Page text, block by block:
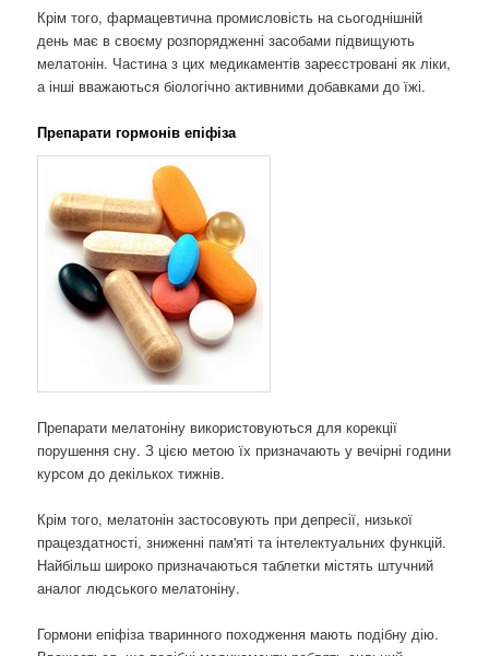
Крім того, фармацевтична промисловість на сьогоднішній
день має в своєму розпорядженні засобами підвищують
мелатонін. Частина з цих медикаментів зареєстровані як ліки,
а інші вважаються біологічно активними добавками до їжі.
Препарати гормонів епіфіза
Препарати мелатоніну використовуються для корекції
порушення сну. З цією метою їх призначають у вечірні години
курсом до декількох тижнів.
Крім того, мелатонін застосовують при депресії, низької
працездатності, зниженні пам'яті та інтелектуальних функцій.
Найбільш широко призначаються таблетки містять штучний
аналог людського мелатоніну.
Гормони епіфіза тваринного походження мають подібну дію.